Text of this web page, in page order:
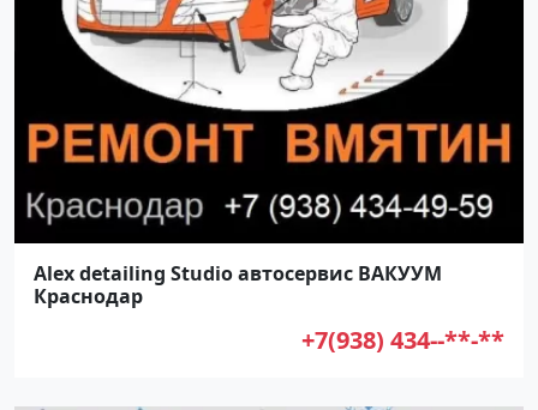
Alex detailing Studio автосервис ВАКУУМ
Краснодар
+7(938) 434--**-**